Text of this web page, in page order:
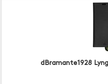
dBramante1928